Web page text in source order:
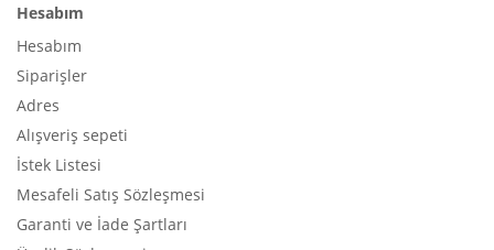
Hesabım
Hesabım
Siparişler
Adres
Alışveriş sepeti
İstek Listesi
Mesafeli Satış Sözleşmesi
Garanti ve İade Şartları